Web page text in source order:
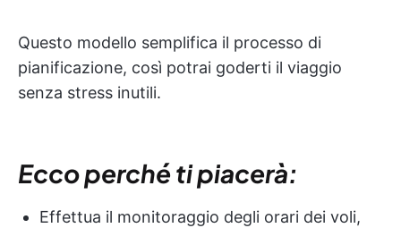
Questo modello semplifica il processo di
pianificazione, così potrai goderti il viaggio
senza stress inutili.
Ecco perché ti piacerà:
Effettua il monitoraggio degli orari dei voli,